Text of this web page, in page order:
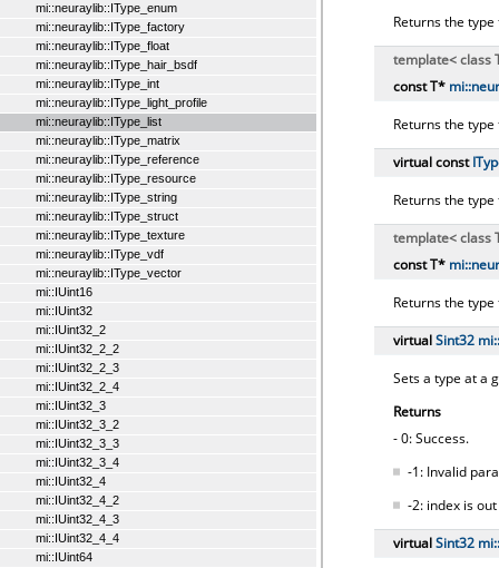
mi::neuraylib::IType_enum
mi::neuraylib::IType_factory
mi::neuraylib::IType_float
mi::neuraylib::IType_hair_bsdf
mi::neuraylib::IType_int
mi::neuraylib::IType_light_profile
mi::neuraylib::IType_list
mi::neuraylib::IType_matrix
mi::neuraylib::IType_reference
mi::neuraylib::IType_resource
mi::neuraylib::IType_string
mi::neuraylib::IType_struct
mi::neuraylib::IType_texture
mi::neuraylib::IType_vdf
mi::neuraylib::IType_vector
mi::IUint16
mi::IUint32
mi::IUint32_2
mi::IUint32_2_2
mi::IUint32_2_3
mi::IUint32_2_4
mi::IUint32_3
mi::IUint32_3_2
mi::IUint32_3_3
mi::IUint32_3_4
mi::IUint32_4
mi::IUint32_4_2
mi::IUint32_4_3
mi::IUint32_4_4
mi::IUint64
Returns the
template< class
const T*
Returns the
virtual const
Returns the
template< class
const T*
Returns the
virtualSint32
Sets a type at a
Returns
- 0: Success.
-1: Invalid
-2: index is
virtualSint32